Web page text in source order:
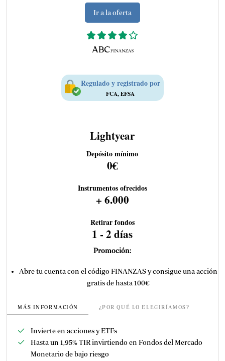
Ir a la oferta
Regulado y registrado por
FCA, EFSA
Lightyear
Depósito mínimo
0€
Instrumentos ofrecidos
+ 6.000
Retirar fondos
1 - 2 días
Promoción:
Abre tu cuenta con el código FINANZAS y consigue una acción
gratis de hasta 100€
MÁS INFORMACIÓN ¿POR QUÉ LO ELEGIRÍAMOS?
Invierte en acciones y ETFs
Hasta un 1,95% TIR invirtiendo en Fondos del Mercado
Monetario de bajo riesgo